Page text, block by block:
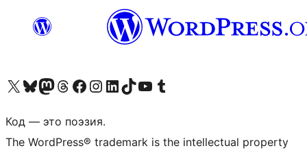
Посетите нас в X (ранее Twitter)
Посетите нашу учётную запись в Bluesky
Посетите нашу ленту в Mastodon
Посетите нашу учётную запись в Threads
Посетите нашу страницу на Facebook
Посетите наш Instagram
Посетите нашу страницу в LinkedIn
Посетите нашу учётную запись в TikTok
Посетите наш канал YouTube
Посетите нашу учётную запись в Tumblr
Код — это поэзия.
The WordPress® trademark is the intellectual property